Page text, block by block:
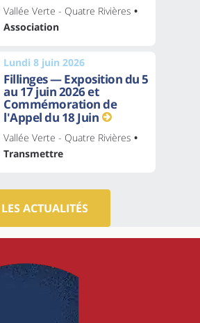
Vallée Verte - Quatre Rivières •
Association
Lundi 8 juin 2026
Fillinges — Exposition du 5
au 17 juin 2026 et
Commémoration de
l'Appel du 18 Juin
Vallée Verte - Quatre Rivières •
Transmettre
LES ACTUALITÉS